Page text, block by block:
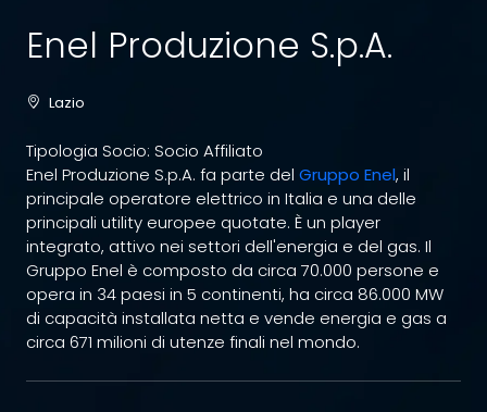
Enel Produzione S.p.A.
Lazio
Tipologia Socio: Socio Affiliato
Enel Produzione S.p.A. fa parte del Gruppo Enel, il
principale operatore elettrico in Italia e una delle
principali utility europee quotate. È un player
integrato, attivo nei settori dell'energia e del gas. Il
Gruppo Enel è composto da circa 70.000 persone e
opera in 34 paesi in 5 continenti, ha circa 86.000 MW
di capacità installata netta e vende energia e gas a
circa 671 milioni di utenze finali nel mondo.